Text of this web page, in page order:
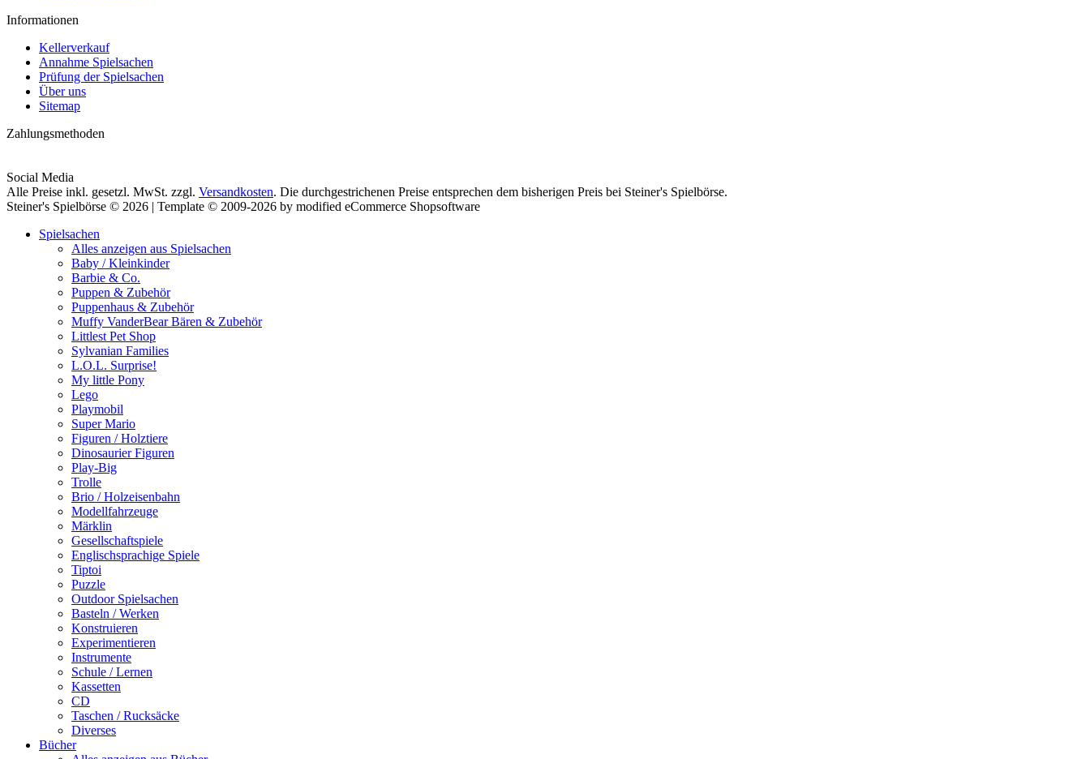
Informationen
Kellerverkauf
Annahme Spielsachen
Prüfung der Spielsachen
Über uns
Sitemap
Zahlungsmethoden
Social Media
Alle Preise inkl. gesetzl. MwSt. zzgl. Versandkosten. Die durchgestrichenen Preise entsprechen dem bisherigen Preis bei Steiner's Spielbörse.
Steiner's Spielbörse © 2026 | Template © 2009-2026 by modified eCommerce Shopsoftware
Spielsachen
Alles anzeigen aus Spielsachen
Baby / Kleinkinder
Barbie & Co.
Puppen & Zubehör
Puppenhaus & Zubehör
Muffy VanderBear Bären & Zubehör
Littlest Pet Shop
Sylvanian Families
L.O.L. Surprise!
My little Pony
Lego
Playmobil
Super Mario
Figuren / Holztiere
Dinosaurier Figuren
Play-Big
Trolle
Brio / Holzeisenbahn
Modellfahrzeuge
Märklin
Gesellschaftspiele
Englischsprachige Spiele
Tiptoi
Puzzle
Outdoor Spielsachen
Basteln / Werken
Konstruieren
Experimentieren
Instrumente
Schule / Lernen
Kassetten
CD
Taschen / Rucksäcke
Diverses
Bücher